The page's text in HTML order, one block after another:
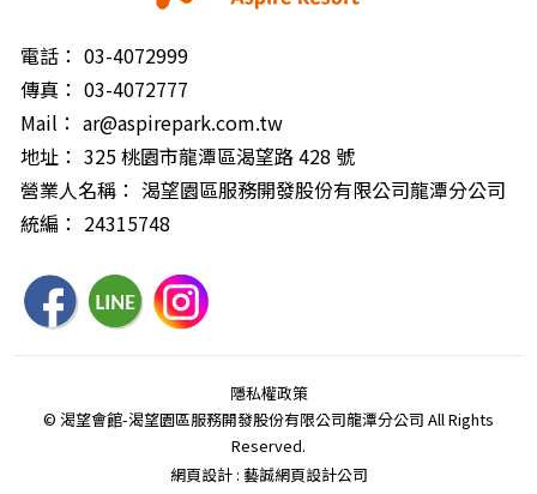
電話： 03-4072999
傳真： 03-4072777
Mail： ar@aspirepark.com.tw
地址： 325 桃園市龍潭區渴望路 428 號
營業人名稱： 渴望園區服務開發股份有限公司龍潭分公司
統編： 24315748
隱私權政策
© 渴望會館-渴望園區服務開發股份有限公司龍潭分公司 All Rights
Reserved.
網頁設計 : 藝誠網頁設計公司